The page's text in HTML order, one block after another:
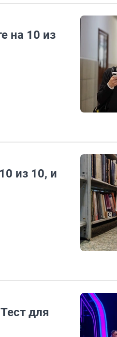
на 10 из
из 10, и
для